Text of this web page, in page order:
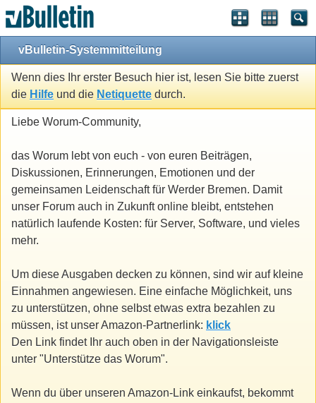
vBulletin-Systemmitteilung
Wenn dies Ihr erster Besuch hier ist, lesen Sie bitte zuerst
die Hilfe und die Netiquette durch.
Liebe Worum-Community,
das Worum lebt von euch - von euren Beiträgen,
Diskussionen, Erinnerungen, Emotionen und der
gemeinsamen Leidenschaft für Werder Bremen. Damit
unser Forum auch in Zukunft online bleibt, entstehen
natürlich laufende Kosten: für Server, Software, und vieles
mehr.
Um diese Ausgaben decken zu können, sind wir auf kleine
Einnahmen angewiesen. Eine einfache Möglichkeit, uns
zu unterstützen, ohne selbst etwas extra bezahlen zu
müssen, ist unser Amazon-Partnerlink: klick
Den Link findet Ihr auch oben in der Navigationsleiste
unter "Unterstütze das Worum".
Wenn du über unseren Amazon-Link einkaufst, bekommt